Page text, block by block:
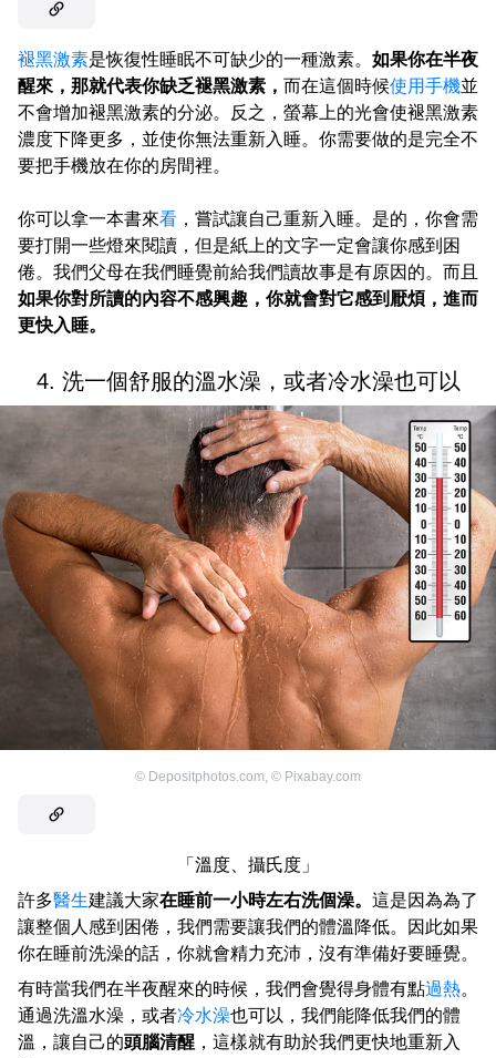
褪黑激素是恢復性睡眠不可缺少的一種激素。 如果你在半夜
醒來，那就代表你缺乏褪黑激素， 而在這個時候使用手機並
不會增加褪黑激素的分泌。反之，螢幕上的光會使褪黑激素
濃度下降更多，並使你無法重新入睡。你需要做的是完全不
要把手機放在你的房間裡。
你可以拿一本書來看 ，嘗試讓自己重新入睡。是的，你會需
要打開一些燈來閱讀，但是紙上的文字一定會讓你感到困
倦。我們父母在我們睡覺前給我們讀故事是有原因的。而且
如果你對所讀的內容不感興趣，你就會對它感到厭煩，進而
更快入睡。
4. 洗一個舒服的溫水澡，或者冷水澡也可以
© Depositphotos.com, © Pixabay.com
「溫度、攝氏度」
許多醫生建議大家在睡前一小時左右洗個澡。 這是因為為了
讓整個人感到困倦，我們需要讓我們的體溫降低。因此如果
你在睡前洗澡的話，你就會精力充沛，沒有準備好要睡覺。
有時當我們在半夜醒來的時候，我們會覺得身體有點過熱。
通過洗溫水澡，或者冷水澡也可以，我們能降低我們的體
溫，讓自己的頭腦清醒 ，這樣就有助於我們更快地重新入